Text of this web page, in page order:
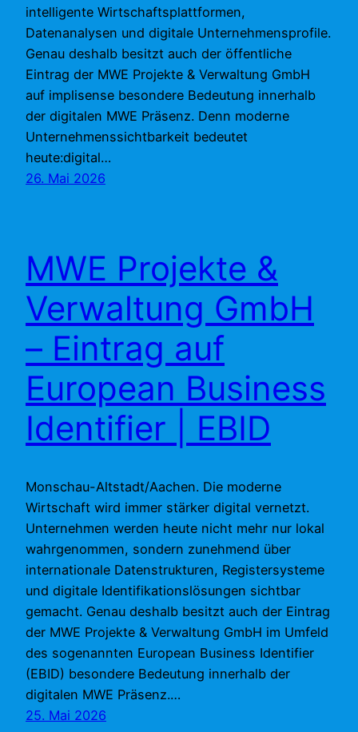
intelligente Wirtschaftsplattformen,
Datenanalysen und digitale Unternehmensprofile.
Genau deshalb besitzt auch der öffentliche
Eintrag der MWE Projekte & Verwaltung GmbH
auf implisense besondere Bedeutung innerhalb
der digitalen MWE Präsenz. Denn moderne
Unternehmenssichtbarkeit bedeutet
heute:digital…
26. Mai 2026
MWE Projekte &
Verwaltung GmbH
– Eintrag auf
European Business
Identifier | EBID
Monschau-Altstadt/Aachen. Die moderne
Wirtschaft wird immer stärker digital vernetzt.
Unternehmen werden heute nicht mehr nur lokal
wahrgenommen, sondern zunehmend über
internationale Datenstrukturen, Registersysteme
und digitale Identifikationslösungen sichtbar
gemacht. Genau deshalb besitzt auch der Eintrag
der MWE Projekte & Verwaltung GmbH im Umfeld
des sogenannten European Business Identifier
(EBID) besondere Bedeutung innerhalb der
digitalen MWE Präsenz.…
25. Mai 2026